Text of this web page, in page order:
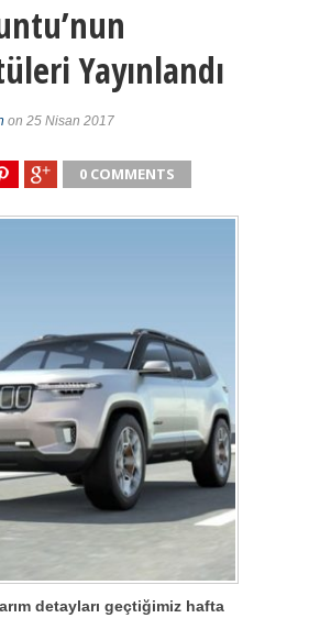
Yayınlandı
on 25 Nisan 2017
0 COMMENTS
detayları geçtiğimiz hafta